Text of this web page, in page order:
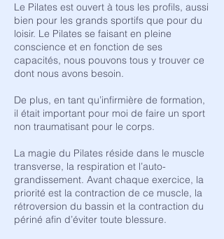
Le Pilates est ouvert à tous les profils, aussi
bien pour les grands sportifs que pour du
loisir. Le Pilates se faisant en pleine
conscience et en fonction de ses
capacités, nous pouvons tous y trouver ce
dont nous avons besoin.
De plus, en tant qu’infirmière de formation,
il était important pour moi de faire un sport
non traumatisant pour le corps.
La magie du Pilates réside dans le muscle
transverse, la respiration et l’auto-
grandissement. Avant chaque exercice, la
priorité est la contraction de ce muscle, la
rétroversion du bassin et la contraction du
périné afin d’éviter toute blessure.